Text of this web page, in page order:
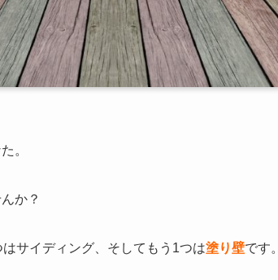
。
か？
サイディング、そしてもう1つは塗り壁です。